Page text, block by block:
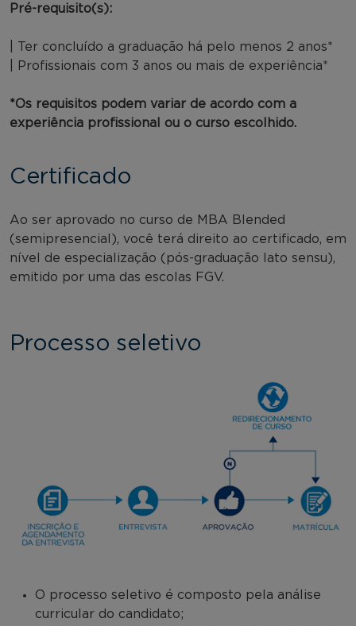
Pré-requisito(s):
| Ter concluído a graduação há pelo menos 2 anos*
| Profissionais com 3 anos ou mais de experiência*
*Os requisitos podem variar de acordo com a
experiência profissional ou o curso escolhido.
Certificado
Ao ser aprovado no curso de MBA Blended
(semipresencial), você terá direito ao certificado, em
nível de especialização (pós-graduação lato sensu),
emitido por uma das escolas FGV.
Processo seletivo
O processo seletivo é composto pela análise
curricular do candidato;